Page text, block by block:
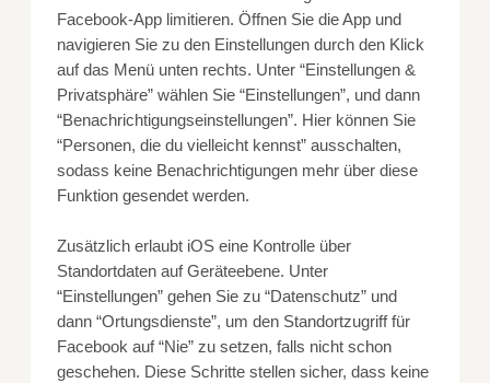
Facebook-App limitieren. Öffnen Sie die App und
navigieren Sie zu den Einstellungen durch den Klick
auf das Menü unten rechts. Unter “Einstellungen &
Privatsphäre” wählen Sie “Einstellungen”, und dann
“Benachrichtigungseinstellungen”. Hier können Sie
“Personen, die du vielleicht kennst” ausschalten,
sodass keine Benachrichtigungen mehr über diese
Funktion gesendet werden.
Zusätzlich erlaubt iOS eine Kontrolle über
Standortdaten auf Geräteebene. Unter
“Einstellungen” gehen Sie zu “Datenschutz” und
dann “Ortungsdienste”, um den Standortzugriff für
Facebook auf “Nie” zu setzen, falls nicht schon
geschehen. Diese Schritte stellen sicher, dass keine